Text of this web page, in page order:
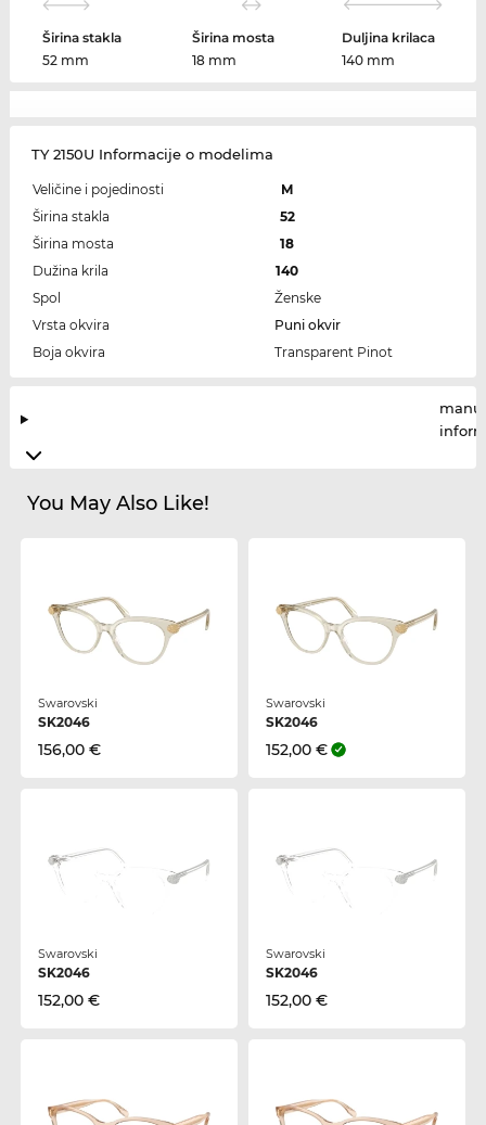
Širina stakla
52 mm
Širina mosta
18 mm
Duljina krilaca
140 mm
TY 2150U Informacije o modelima
Veličine i pojedinosti
M
Širina stakla
52
Širina mosta
18
Dužina krila
140
Spol
Ženske
Vrsta okvira
Puni okvir
Boja okvira
Transparent Pinot
You May Also Like!
Swarovski
SK2046
156,00 €
Swarovski
SK2046
152,00 €
Swarovski
SK2046
152,00 €
Swarovski
SK2046
152,00 €